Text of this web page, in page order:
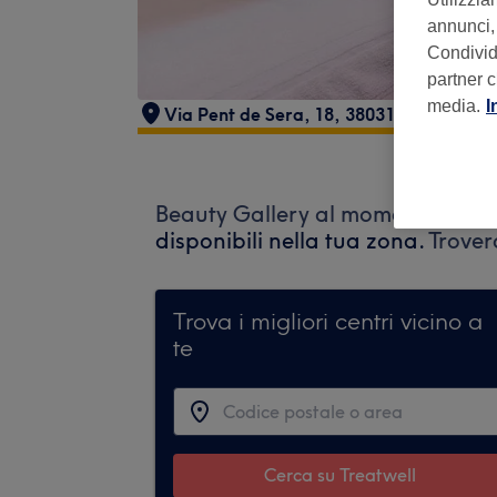
Via Pent de Sera, 18, 38031
Beauty Gallery al momento
disponibili nella tua zona.
Trova i migliori centri vicino a
te
Cerca su Treatwell
partner
media.